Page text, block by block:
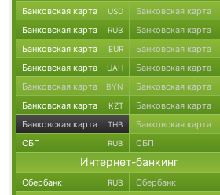
Банковская карта USD Банковская карта
Банковская карта RUB Банковская карта
Банковская карта EUR Банковская карта
Банковская карта UAH Банковская карта
Банковская карта BYN Банковская карта
Банковская карта KZT Банковская карта
Банковская карта THB Банковская карта
СБП RUB СБП
Интернет-банкинг
Сбербанк RUB Сбербанк